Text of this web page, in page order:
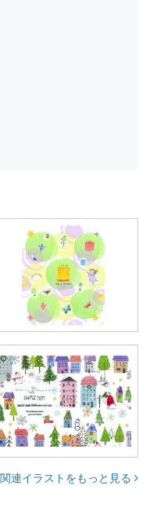
関連イラストをもっと見る